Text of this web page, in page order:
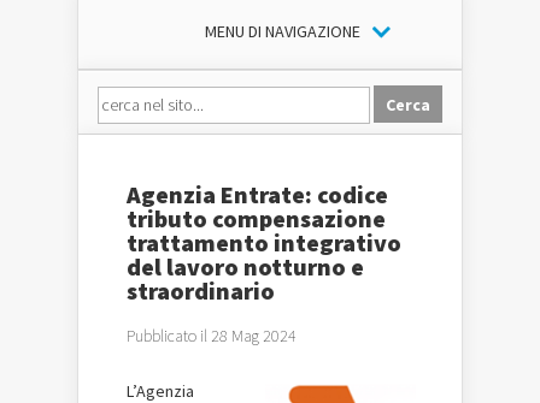
MENU DI NAVIGAZIONE
Agenzia Entrate: codice
tributo compensazione
trattamento integrativo
del lavoro notturno e
straordinario
Pubblicato il 28 Mag 2024
L’Agenzia